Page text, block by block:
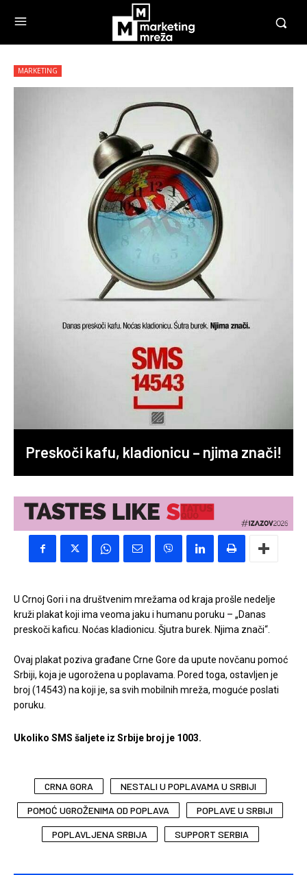
MARKETING
Preskoči kafu, kladionicu – njima znači!
U Crnoj Gori i na društvenim mrežama od kraja prošle nedelje
kruži plakat koji ima veoma jaku i humanu poruku – „Danas
preskoči kaficu. Noćas kladionicu. Šjutra burek. Njima znači“.
Ovaj plakat poziva građane Crne Gore da upute novčanu pomoć
Srbiji, koja je ugorožena u poplavama. Pored toga, ostavljen je
broj (14543) na koji je, sa svih mobilnih mreža, moguće poslati
poruku.
Ukoliko SMS šaljete iz Srbije broj je 1003.
CRNA GORA NESTALI U POPLAVAMA U SRBIJI
POMOĆ UGROŽENIMA OD POPLAVA POPLAVE U SRBIJI
POPLAVLJENA SRBIJA SUPPORT SERBIA